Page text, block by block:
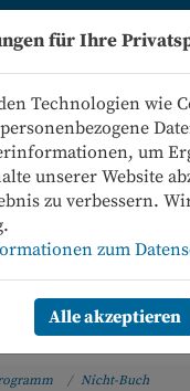
für Ihre
Technologien wie
um
unserer Website
zu verbessern.
zum
Alle akzeptieren
0
Nicht-Buch